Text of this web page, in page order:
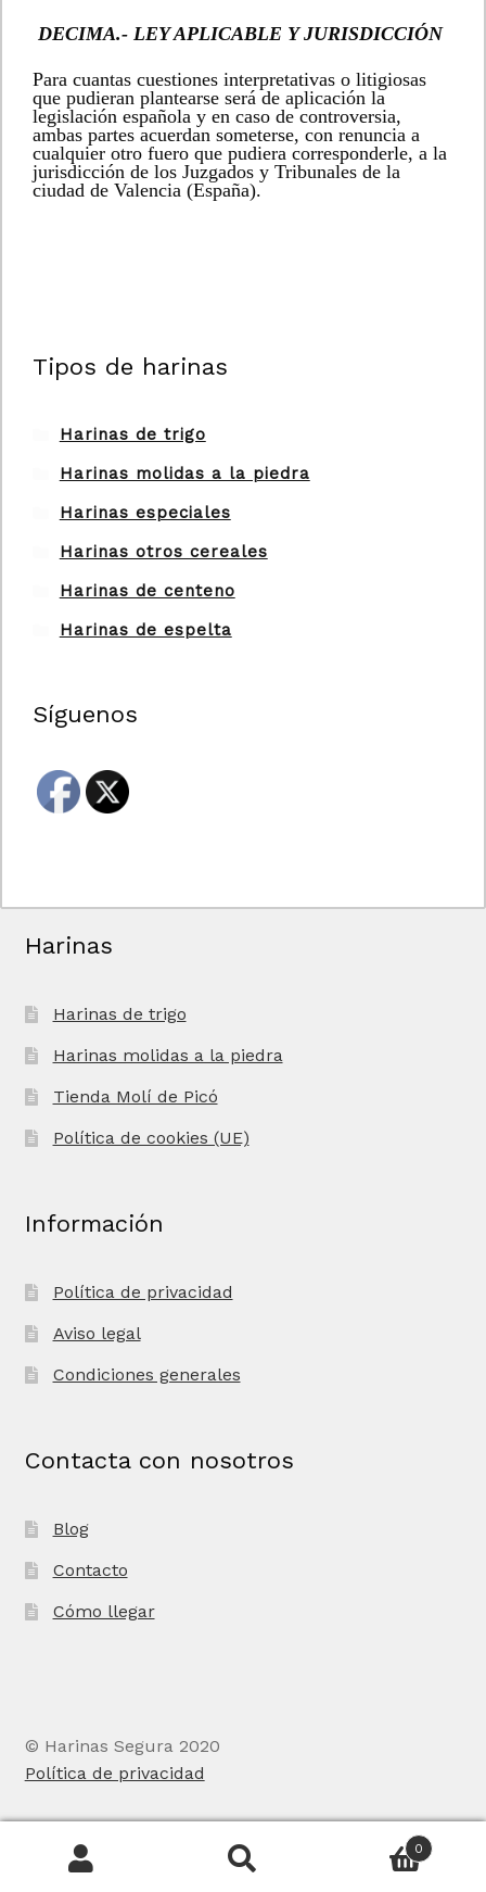
DECIMA.- LEY APLICABLE Y JURISDICCIÓN
Para cuantas cuestiones interpretativas o litigiosas
que pudieran plantearse será de aplicación la
legislación española y en caso de controversia,
ambas partes acuerdan someterse, con renuncia a
cualquier otro fuero que pudiera corresponderle, a la
jurisdicción de los Juzgados y Tribunales de la
ciudad de Valencia (España).
Tipos de harinas
Harinas de trigo
Harinas molidas a la piedra
Harinas especiales
Harinas otros cereales
Harinas de centeno
Harinas de espelta
Síguenos
Harinas
Harinas de trigo
Harinas molidas a la piedra
Tienda Molí de Picó
Política de cookies (UE)
Información
Política de privacidad
Aviso legal
Condiciones generales
Contacta con nosotros
Blog
Contacto
Cómo llegar
© Harinas Segura 2020
Política de privacidad
Buscar
0